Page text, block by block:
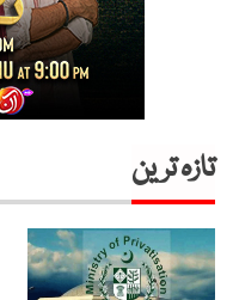
تازہ ترین